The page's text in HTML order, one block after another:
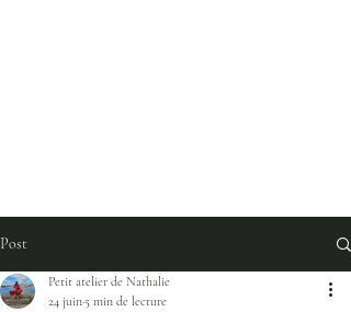
Post
Petit atelier de Nathalie
24 juin5 min de lecture